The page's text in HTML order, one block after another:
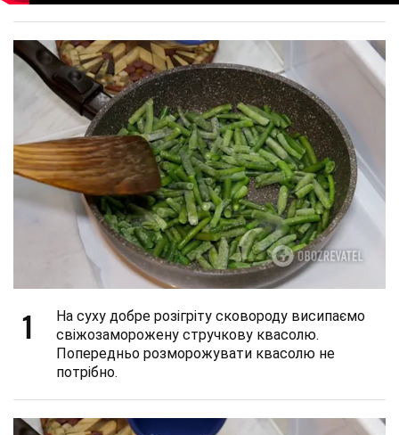
1
На суху добре розігріту сковороду висипаємо
свіжозаморожену стручкову квасолю.
Попередньо розморожувати квасолю не
потрібно.